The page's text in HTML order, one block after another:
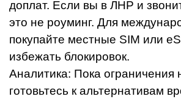
доплат. Если вы в ЛНР и
это не роуминг. Для
покупайте местные SIM или
избежать блокировок.
Аналитика: Пока ограничения
готовьтесь к альтернативам